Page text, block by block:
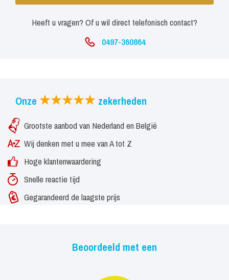
Heeft u vragen? Of u wil direct telefonisch contact?
0497-360864
Onze zekerheden
Grootste aanbod van Nederland en België
Wij denken met u mee van A tot Z
Hoge klantenwaardering
Snelle reactie tijd
Gegarandeerd de laagste prijs
Beoordeeld met een